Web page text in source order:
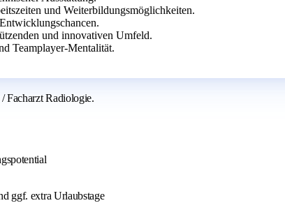
und Weiterbildungsmöglichkeiten.
und innovativen Umfeld.
Teamplayer-Mentalität.
Facharzt Radiologie.
ggf. extra Urlaubstage